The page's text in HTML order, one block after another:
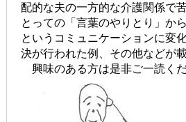
配的な夫の一方的な介護関係で
とっての「言葉のやりとり」か
というコミュニケーションに変
決が行われた例、その他などが
興味のある方は是非ご一読く